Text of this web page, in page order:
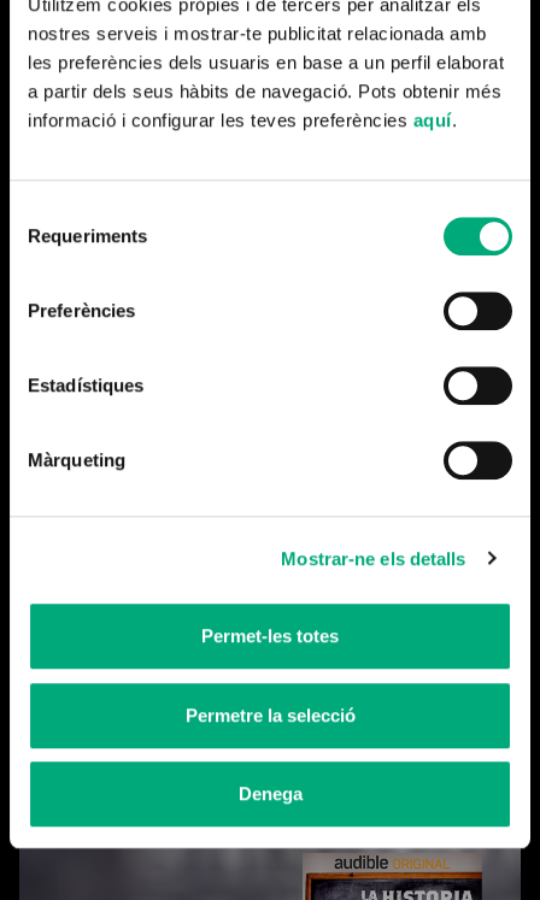
nostres serveis i mostrar-te publicitat relacionada amb
les preferències dels usuaris en base a un perfil elaborat
a partir dels seus hàbits de navegació. Pots obtenir més
informació i configurar les teves preferències aquí.
Requeriments
Preferències
Estadístiques
Màrqueting
Mostrar-ne els detalls
Permet-les totes
Permetre la selecció
Denega
El Café del Observatorio Social
Historias con historia
La Guerra Civil escuchada